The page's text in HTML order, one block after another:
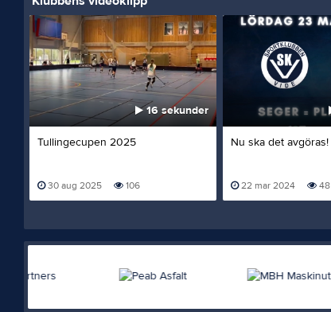
16 sekunder
Tullingecupen 2025
30 aug 2025 106
Nu ska det avgöras!
22 mar 2024 48